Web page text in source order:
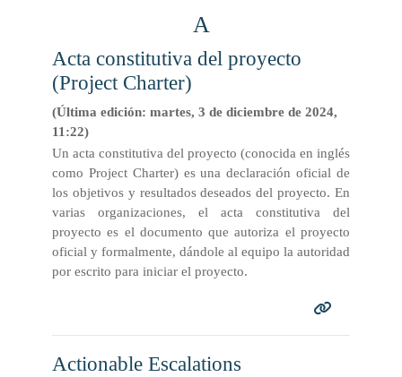
A
Acta constitutiva del proyecto
(Project Charter)
(Última edición: martes, 3 de diciembre de 2024,
11:22)
Un acta constitutiva del proyecto (conocida en inglés
como Project Charter) es una declaración oficial de
los objetivos y resultados deseados del proyecto. En
varias organizaciones, el acta constitutiva del
proyecto es el documento que autoriza el proyecto
oficial y formalmente, dándole al equipo la autoridad
por escrito para iniciar el proyecto.
Actionable Escalations